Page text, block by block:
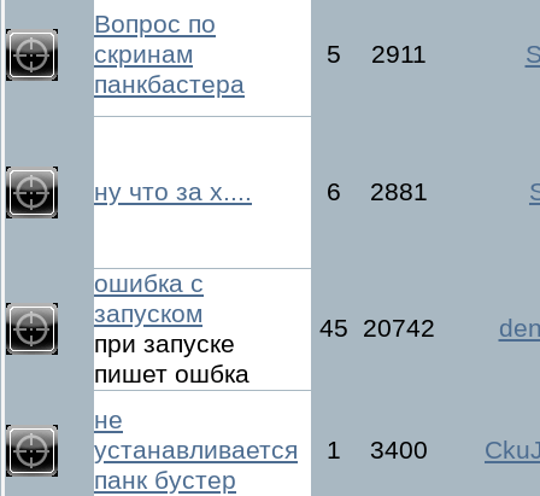
Вопрос по
скринам
панкбастера
5 2911
ну что за х.... 6 2881
ошибка с
запуском
при запуске
пишет ошбка
45 20742
не
устанавливается
панк бустер
1 3400